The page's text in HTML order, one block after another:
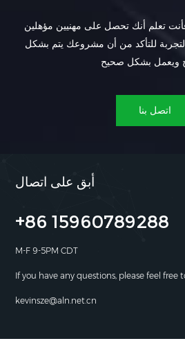
فأنت تعلم أنك تحصل على مهنيين مؤهلين
والتجربة للتأكد من أن مشروعك يتم بشكل
اتصل بنا
أبق على اتصال
+86 15960789288
M-F 9-5PM CDT
If you have any questions, please feel free
kevinsze@aln.net.cn